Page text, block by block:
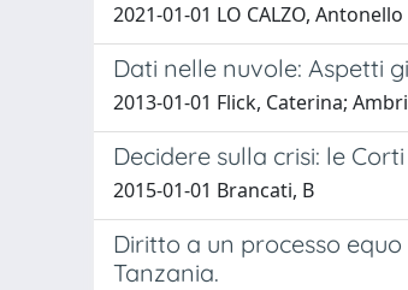
2021-01-01 LO CALZO, Antonello
Dati nelle nuvole: Aspetti
2013-01-01 Flick, Caterina;
Decidere sulla crisi: le
2015-01-01 Brancati, B
Diritto a un processo
Tanzania.